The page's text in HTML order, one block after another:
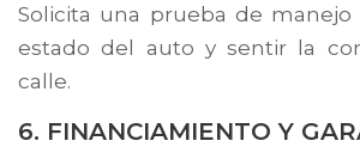
Solicita una prueba de manejo
estado del auto y sentir la
calle.
6. FINANCIAMIENTO Y